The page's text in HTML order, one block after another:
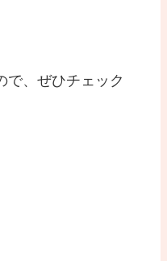
で、ぜひチェック